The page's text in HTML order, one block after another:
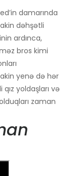
damarında
dəhşətli
ardınca,
bros kimi
yenə də hər
yoldaşları və
zaman